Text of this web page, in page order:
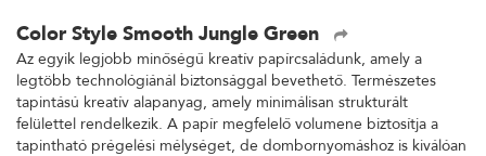
Color Style Smooth Jungle Green
Az egyik legjobb minőségű kreatív papírcsaládunk, amely a
legtöbb technológiánál biztonsággal bevethető. Természetes
tapintású kreatív alapanyag, amely minimálisan strukturált
felülettel rendelkezik. A papír megfelelő volumene biztosítja a
tapintható prégelési mélységet, de dombornyomáshoz is kiválóan